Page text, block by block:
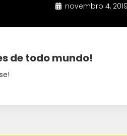
novembro 4, 2019
de todo mundo!